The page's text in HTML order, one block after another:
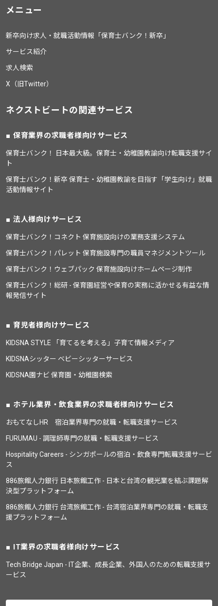
メニュー
新卒向け求人・就職活動情報「保育士バンク！新卒」
サービス紹介
求人検索
X（旧Twitter）
ネクストビートの関連サービス
保育業界の求職者様向けサービス
保育士バンク！ 日本最大級。保育士・幼稚園教諭向け転職支援サイ
ト
保育士バンク！新卒 保育士・幼稚園教諭を目指す「学生向け」就職
活動情報サイト
法人様向けサービス
保育士バンク！コネクト 保育施設向けの業務支援システム
保育士バンク！パレット 保育施設専門の職員マネジメントツール
保育士バンク！ウェブパック 保育施設向けホームページ制作
保育士バンク！総研 - 保育園経営や保育の実務に活かせる有益な情
報発信サイト
育児者様向けサービス
KIDSNA STYLE 「育てるを考える」子育て情報メディア
KIDSNAシッター ベビーシッターサービス
KIDSNA園ナビ 保育園・幼稚園検索
ホテル業界・飲食業界の求職者様向けサービス
おもてなしHR 宿泊業界専門の就職・転職支援サービス
FURUMAU - 調理師専門の就職・転職支援サービス
Hospitality Careers - シンガポールの宿泊・飲食専門転職支援サービ
ス
886旅館人力銀行 日本旅館工作 - 日本と台湾の観光業を結ぶ課題解
決型プラットフォーム
886旅館人力銀行 台湾旅館工作 - 台湾宿泊業界専門の就職・転職支
援プラットフォーム
IT業界の求職者様向けサービス
Tech Bridge Japan - IT企業、成長企業、外国人のための転職支援サ
ービス